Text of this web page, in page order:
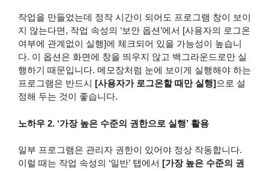
작업을 만들었는데 정작 시간이 되어도 프로그램 창이 보이
지 않는다면, 작업 속성의 ‘보안 옵션’에서 [사용자의 로그온
여부에 관계없이 실행]에 체크되어 있을 가능성이 높습니
다. 이 옵션은 화면에 창을 띄우지 않고 백그라운드로만 실
행하기 때문입니다. 메모장처럼 눈에 보이게 실행해야 하는
프로그램은 반드시 [사용자가 로그온할 때만 실행]으로 설
정해 두는 것이 좋습니다.
노하우 2. ‘가장 높은 수준의 권한으로 실행’ 활용
일부 프로그램은 관리자 권한이 있어야 정상 작동합니다.
이럴 때는 작업 속성의 ‘일반’ 탭에서 [가장 높은 수준의 권